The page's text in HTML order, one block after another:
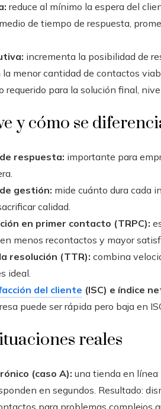
reduce al mínimo la espera del
de tiempo de respuesta,
incrementa la posibilidad de
menor cantidad de contactos
requerido para la solución final,
y cómo se
respuesta: importante para
gestión: mide cuánto dura cada
calidad.
en primer contacto (TRPC):
menos recontactos y mayor
resolución (TTR): combina
ideal.
del cliente (ISC) e índice
puede ser rápida pero baja en
reales
(caso A): una tienda en
en segundos. Resultado: